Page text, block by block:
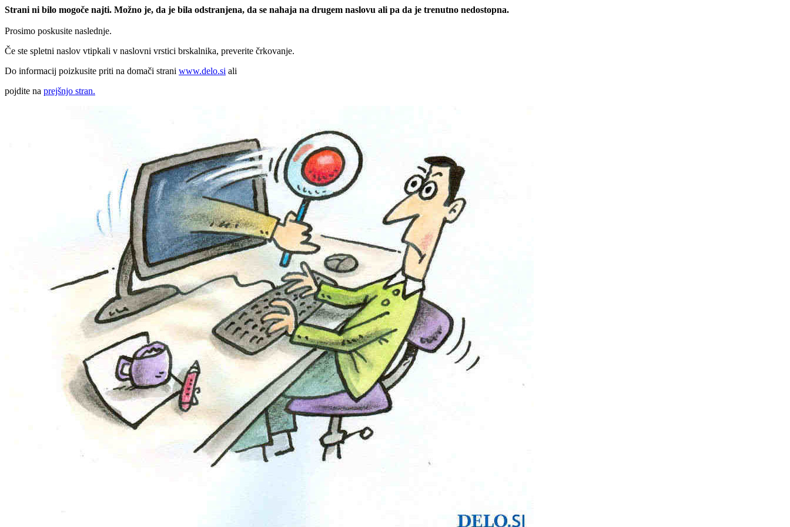
Strani ni bilo mogoče najti. Možno je, da je bila odstranjena, da se nahaja na drugem naslovu ali pa da je trenutno nedostopna.
Prosimo poskusite naslednje.
Če ste spletni naslov vtipkali v naslovni vrstici brskalnika, preverite črkovanje.
Do informacij poizkusite priti na domači strani www.delo.si ali
pojdite na prejšnjo stran.